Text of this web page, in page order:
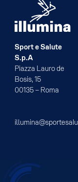
Sport e Salute
S.p.A
Piazza Lauro de
Bosis, 15
00135 – Roma